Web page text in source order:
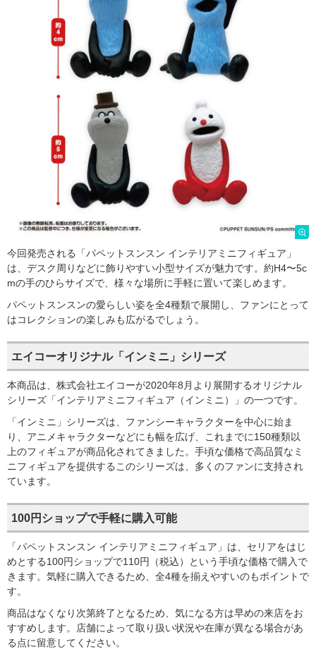
今回発売される「パペットスンスン インテリアミニフィギュア」
は、デスク周りなどに飾りやすい小型サイズが魅力です。約H4〜5c
mの手のひらサイズで、様々な場所に手軽に置いて楽しめます。
パペットスンスンの愛らしい姿を全4種類で展開し、ファンにとって
はコレクションの楽しみも広がるでしょう。
エイコーオリジナル「インミニ」シリーズ
本商品は、株式会社エイコーが2020年8月より展開するオリジナル
シリーズ「インテリアミニフィギュア（インミニ）」の一つです。
「インミニ」シリーズは、ファンシーキャラクターを中心に始ま
り、アニメキャラクターなどにも幅を広げ、これまでに150種類以
上のフィギュアが商品化されてきました。手頃な価格で高品質なミ
ニフィギュアを提供するこのシリーズは、多くのファンに支持され
ています。
100円ショップで手軽に購入可能
「パペットスンスン インテリアミニフィギュア」は、セリアをはじ
めとする100円ショップで110円（税込）という手頃な価格で購入で
きます。気軽に購入できるため、全4種を揃えやすいのもポイントで
す。
商品はなくなり次第終了となるため、気になる方は早めの来店をお
すすめします。店舗によって取り扱い状況や在庫が異なる場合があ
る点に留意してください。